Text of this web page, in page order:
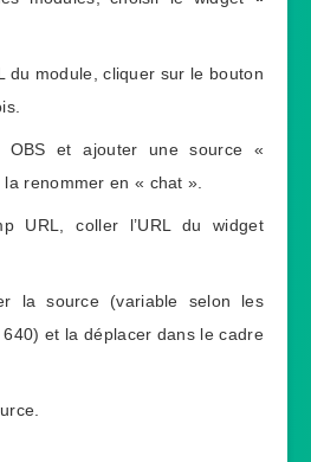
du module, cliquer sur le bouton
OBS et ajouter une source «
renommer en « chat ».
URL, coller l’URL du widget
la source (variable selon les
et la déplacer dans le cadre